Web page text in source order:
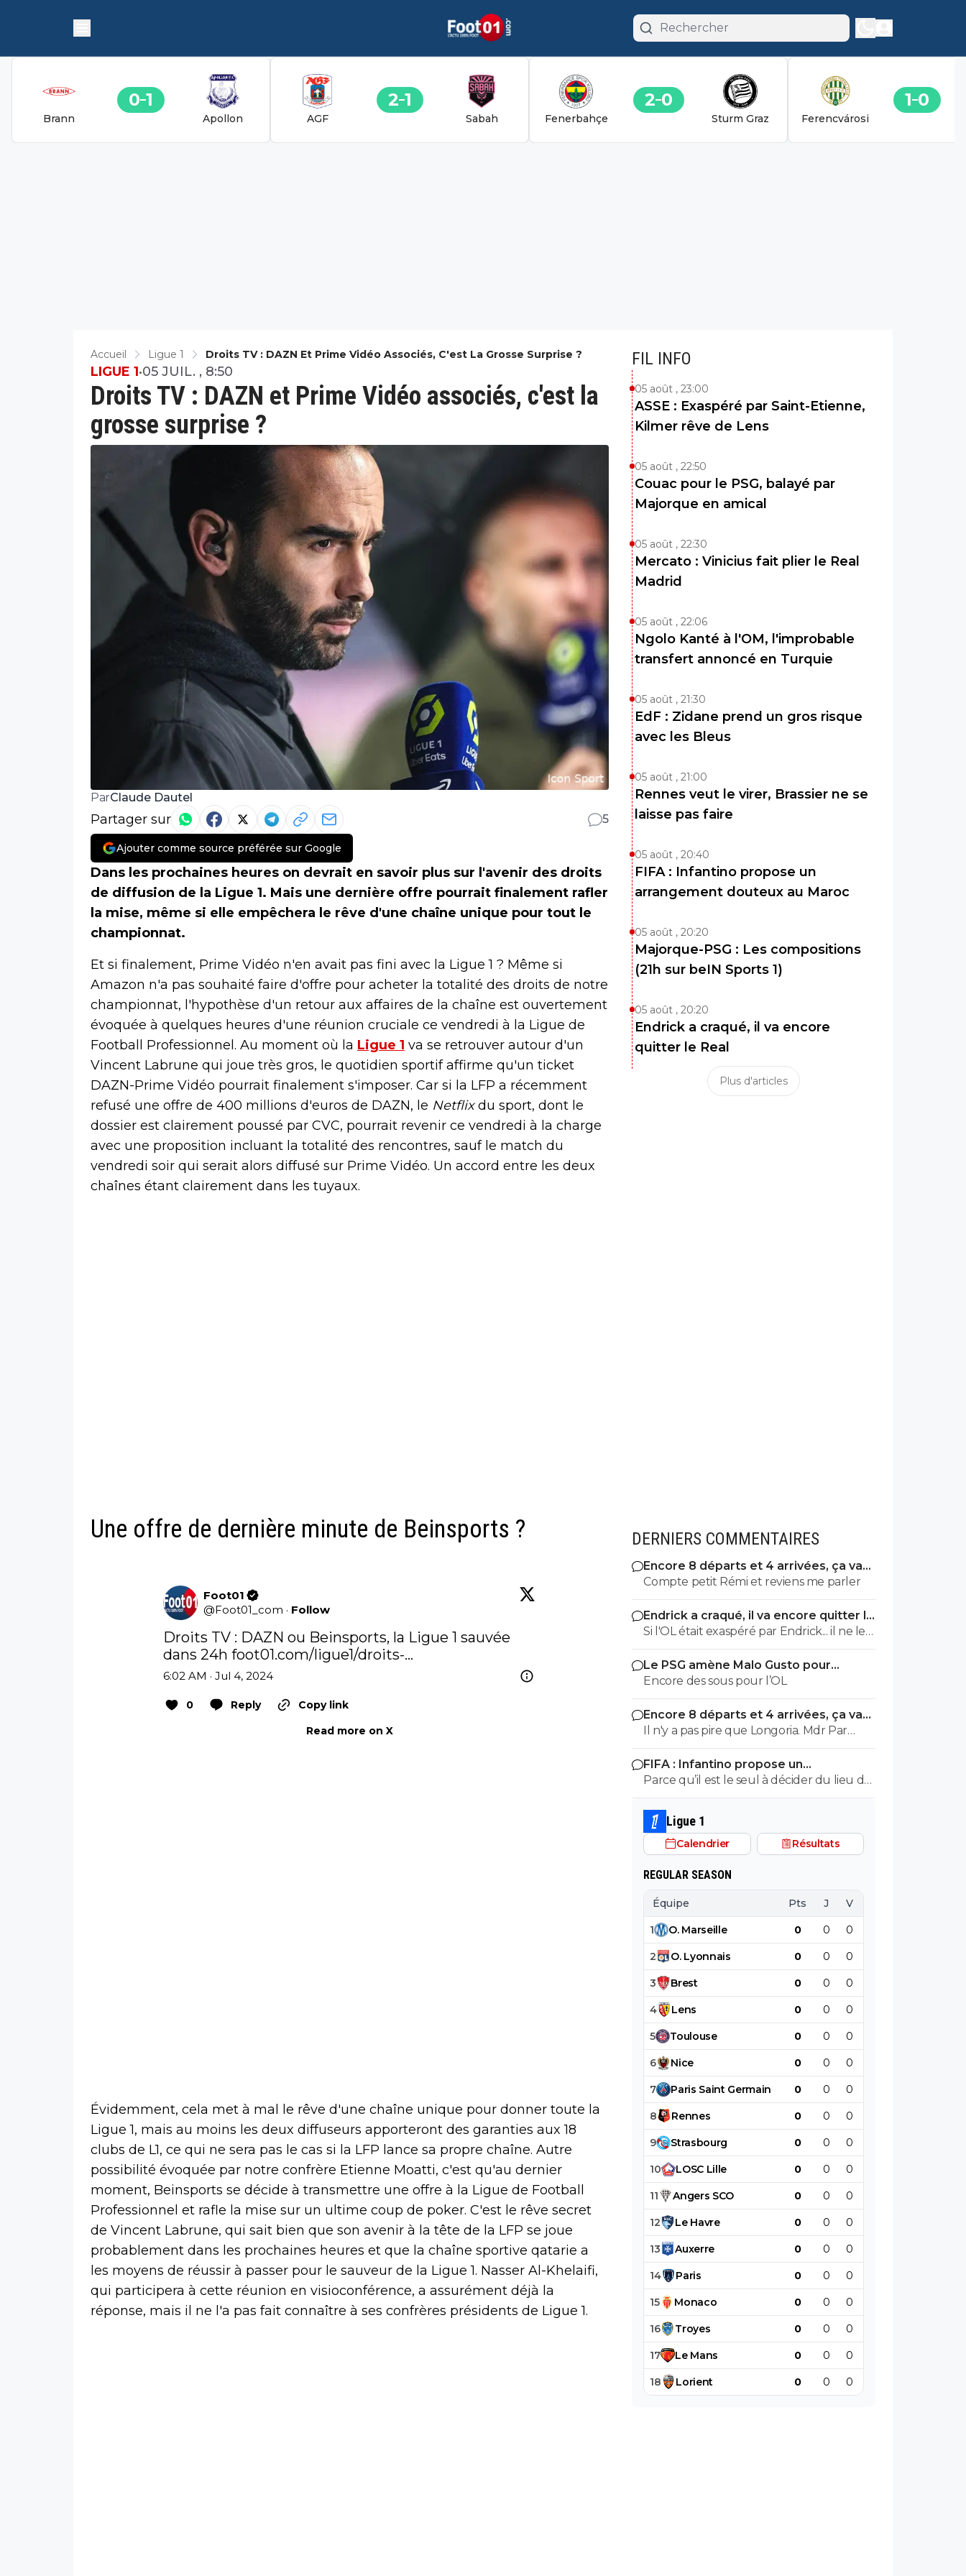
Brann
0 1
Apollon AGF
2 1
Sabah Fenerbahçe
2 0
Sturm Graz Ferencvárosi
1 0
Accueil Ligue 1 Droits TV : DAZN Et Prime Vidéo Associés, C'est La Grosse Surprise ?
Droits TV : DAZN et Prime Vidéo associés, c'est la
grosse surprise ?
LIGUE 1•05 JUIL. , 8:50
ParClaude Dautel
Partager sur 5
Ajouter comme source préférée sur Google
Dans les prochaines heures on devrait en savoir plus sur l'avenir des droits
de diffusion de la Ligue 1. Mais une dernière offre pourrait finalement rafler
la mise, même si elle empêchera le rêve d'une chaîne unique pour tout le
championnat.
Et si finalement, Prime Vidéo n'en avait pas fini avec la Ligue 1 ? Même si
Amazon n'a pas souhaité faire d'offre pour acheter la totalité des droits de notre
championnat, l'hypothèse d'un retour aux affaires de la chaîne est ouvertement
évoquée à quelques heures d'une réunion cruciale ce vendredi à la Ligue de
Football Professionnel. Au moment où la Ligue 1 va se retrouver autour d'un
Vincent Labrune qui joue très gros, le quotidien sportif affirme qu'un ticket
DAZN-Prime Vidéo pourrait finalement s'imposer. Car si la LFP a récemment
refusé une offre de 400 millions d'euros de DAZN, le Netflixdu sport, dont le
dossier est clairement poussé par CVC, pourrait revenir ce vendredi à la charge
avec une proposition incluant la totalité des rencontres, sauf le match du
vendredi soir qui serait alors diffusé sur Prime Vidéo. Un accord entre les deux
chaînes étant clairement dans les tuyaux.
Une offre de dernière minute de Beinsports ?
Foot01
@Foot01_com · Follow
Droits TV : DAZN ou Beinsports, la Ligue 1 sauvée
dans 24h foot01.com/ligue1/droits-…
6:02 AM · Jul 4, 2024
0 Reply
Copy link
Read more on X
Évidemment, cela met à mal le rêve d'une chaîne unique pour donner toute la
Ligue 1, mais au moins les deux diffuseurs apporteront des garanties aux 18
clubs de L1, ce qui ne sera pas le cas si la LFP lance sa propre chaîne. Autre
possibilité évoquée par notre confrère Etienne Moatti, c'est qu'au dernier
moment, Beinsports se décide à transmettre une offre à la Ligue de Football
Professionnel et rafle la mise sur un ultime coup de poker. C'est le rêve secret
de Vincent Labrune, qui sait bien que son avenir à la tête de la LFP se joue
probablement dans les prochaines heures et que la chaîne sportive qatarie a
les moyens de réussir à passer pour le sauveur de la Ligue 1. Nasser Al-Khelaifi,
qui participera à cette réunion en visioconférence, a assurément déjà la
réponse, mais il ne l'a pas fait connaître à ses confrères présidents de Ligue 1.
FIL INFO
05 août , 23:00
ASSE : Exaspéré par Saint-Etienne,
Kilmer rêve de Lens
05 août , 22:50
Couac pour le PSG, balayé par
Majorque en amical
05 août , 22:30
Mercato : Vinicius fait plier le Real
Madrid
05 août , 22:06
Ngolo Kanté à l'OM, l'improbable
transfert annoncé en Turquie
05 août , 21:30
EdF : Zidane prend un gros risque
avec les Bleus
05 août , 21:00
Rennes veut le virer, Brassier ne se
laisse pas faire
05 août , 20:40
FIFA : Infantino propose un
arrangement douteux au Maroc
05 août , 20:20
Majorque-PSG : Les compositions
(21h sur beIN Sports 1)
05 août , 20:20
Endrick a craqué, il va encore
quitter le Real
Plus d'articles
DERNIERS COMMENTAIRES
Encore 8 départs et 4 arrivées, ça va
valser à l'OL
Compte petit Rémi et reviens me parler
Endrick a craqué, il va encore quitter le
Real
Si l'OL était exaspéré par Endrick... il ne le
suivrait pas de très près. Bref... Quand
l'équipe sera complète... ce sera beaucoup
mieux.
Le PSG amène Malo Gusto pour
concurrencer Hakimi
Encore des sous pour l’OL
Encore 8 départs et 4 arrivées, ça va
valser à l'OL
Il n'y a pas pire que Longoria. Mdr Par
contre... tu vas vite pleurer en voyant ta
petite équipe sombrer. ^^
FIFA : Infantino propose un
arrangement douteux au Maroc
Parce qu’il est le seul à décider du lieu de
la finale ?
Ligue 1
Calendrier Résultats
REGULAR SEASON
Équipe Pts J V
1 O. Marseille 0 0 0
2 O. Lyonnais 0 0 0
3 Brest 0 0 0
4 Lens 0 0 0
5 Toulouse 0 0 0
6 Nice 0 0 0
7 Paris Saint Germain 0 0 0
8 Rennes 0 0 0
9 Strasbourg 0 0 0
10 LOSC Lille 0 0 0
11 Angers SCO 0 0 0
12 Le Havre 0 0 0
13 Auxerre 0 0 0
14 Paris 0 0 0
15 Monaco 0 0 0
16 Troyes 0 0 0
17 Le Mans 0 0 0
18 Lorient 0 0 0